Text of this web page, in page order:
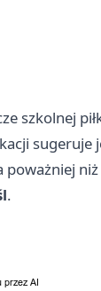
szkolnej
sugeruje
.